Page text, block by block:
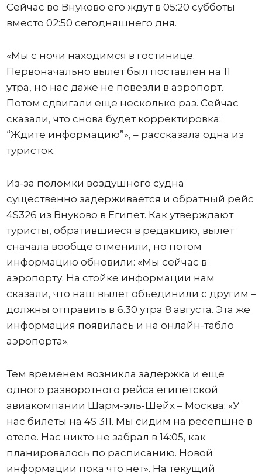
Сейчас во Внуково его ждут в 05:20 субботы
вместо 02:50 сегодняшнего дня.
«Мы с ночи находимся в гостинице.
Первоначально вылет был поставлен на 11
утра, но нас даже не повезли в аэропорт.
Потом сдвигали еще несколько раз. Сейчас
сказали, что снова будет корректировка:
“Ждите информацию”», – рассказала одна из
туристок.
Из-за поломки воздушного судна
существенно задерживается и обратный рейс
4S326 из Внуково в Египет. Как утверждают
туристы, обратившиеся в редакцию, вылет
сначала вообще отменили, но потом
информацию обновили: «Мы сейчас в
аэропорту. На стойке информации нам
сказали, что наш вылет объединили с другим –
должны отправить в 6.30 утра 8 августа. Эта же
информация появилась и на онлайн-табло
аэропорта».
Тем временем возникла задержка и еще
одного разворотного рейса египетской
авиакомпании Шарм-эль-Шейх – Москва: «У
нас билеты на 4S 311. Мы сидим на ресепшне в
отеле. Нас никто не забрал в 14:05, как
планировалось по расписанию. Новой
информации пока что нет». На текущий